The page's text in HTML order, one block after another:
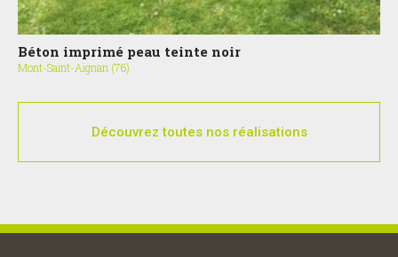
Béton imprimé peau teinte noir
Mont-Saint-Aignan (76)
Découvrez toutes nos réalisations